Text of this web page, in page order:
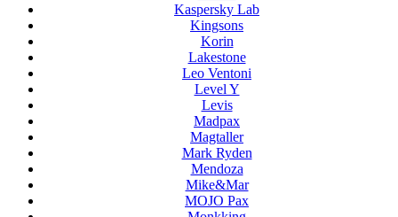
Kaspersky Lab
Kingsons
Korin
Lakestone
Leo Ventoni
Level Y
Levis
Madpax
Magtaller
Mark Ryden
Mendoza
Mike&Mar
MOJO Pax